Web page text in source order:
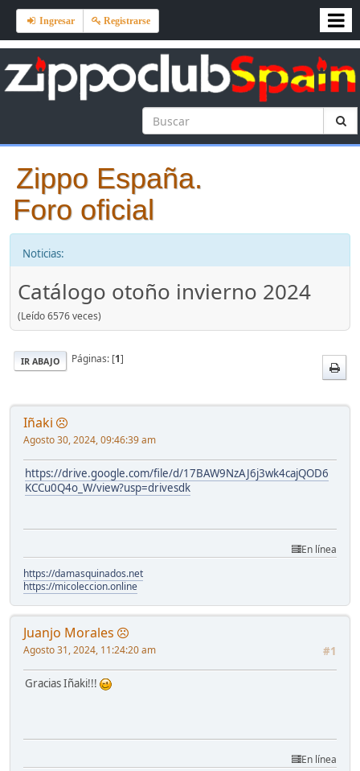
Ingresar Registrarse
Zippo España.
Foro oficial
Noticias:
Catálogo otoño invierno 2024
(Leído 6576 veces)
IR ABAJO Páginas: [1]
Iñaki
Agosto 30, 2024, 09:46:39 am
https://drive.google.com/file/d/17BAW9NzAJ6j3wk4cajQOD6
KCCu0Q4o_W/view?usp=drivesdk
En línea
https://damasquinados.net
https://micoleccion.online
Juanjo Morales
#1
Agosto 31, 2024, 11:24:20 am
Gracias Iñaki!!!
En línea